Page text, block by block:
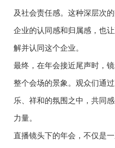
及社会责任感。这种深层次
企业的认同感和归属感，也
解并认同这个企业。
最终，在年会接近尾声时，
整个会场的景象。观众们通
乐、祥和的氛围之中，共同
力量。
直播镜头下的年会，不仅是